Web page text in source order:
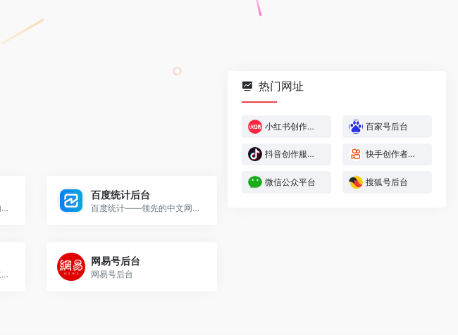
大鱼号是阿里文娱体系为内容创作者提供的统一账号。大鱼号实现了阿里文娱体系一点接入，多点分发。内容创作者一点接入大鱼号，上传图文/视频可被分发到UC、优酷、土豆、淘系客户端，未来还会扩展到豌豆荚、神马搜索、PP助手等。
百度统计后台
百度统计——领先的中文网站分析平台
小红书创作服务平台为小红书创作者和机构提供视频上传、数据分析、粉丝管理、创作指导等多项运营服务，助力用户解锁更多创作者专属功能，体验高效创作！
网易号后台
网易号后台
热门网址
小红书创作服务平台 百家号后台
抖音创作服务平台 快手创作者服务平台
微信公众平台 搜狐号后台